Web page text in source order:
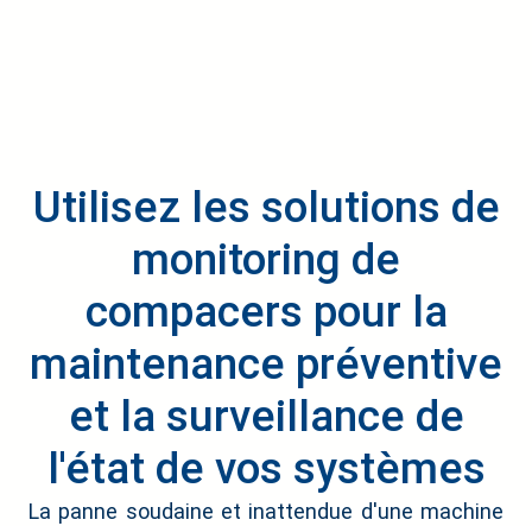
Utilisez les solutions de
monitoring de
compacers pour la
maintenance préventive
et la surveillance de
l'état de vos systèmes
La panne soudaine et inattendue d'une machine